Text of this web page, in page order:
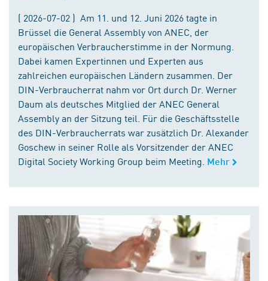
( 2026-07-02 ) Am 11. und 12. Juni 2026 tagte in
Brüssel die General Assembly von ANEC, der
europäischen Verbraucherstimme in der Normung.
Dabei kamen Expertinnen und Experten aus
zahlreichen europäischen Ländern zusammen. Der
DIN-Verbraucherrat nahm vor Ort durch Dr. Werner
Daum als deutsches Mitglied der ANEC General
Assembly an der Sitzung teil. Für die Geschäftsstelle
des DIN-Verbraucherrats war zusätzlich Dr. Alexander
Goschew in seiner Rolle als Vorsitzender der ANEC
Digital Society Working Group beim Meeting. Mehr